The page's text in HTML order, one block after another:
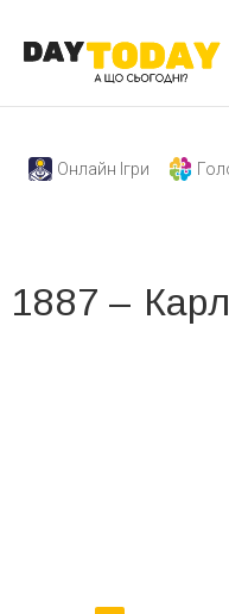
Онлайн Ігри
1887 –